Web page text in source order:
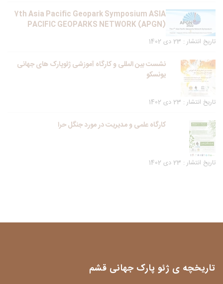
7th Asia Pacific Geopark Symposium ASIA
PACIFIC GEOPARKS NETWORK (APGN)
تاریخ انتشار : 23 دی 1402
نشست بین المللی و کارگاه آموزشی ژئوپارک های جهانی
یونسکو
تاریخ انتشار : 23 دی 1402
کارگاه علمی و مدیریت در مورد جنگل حرا
تاریخ انتشار : 23 دی 1402
تاریخچه ی ژئو پارک جهانی قشم